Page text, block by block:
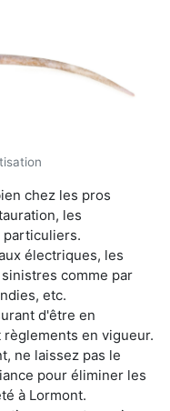
chez les pros
les
particuliers.
électriques, les
comme par
etc.
d'être en
en vigueur.
ne laissez pas le
pour éliminer les
à Lormont.